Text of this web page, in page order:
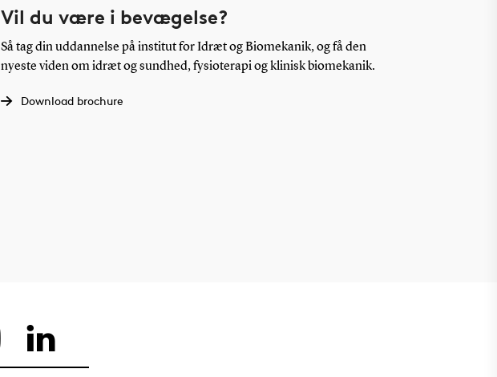
Vil du være i bevægelse?
Så tag din uddannelse på institut for Idræt og Biomekanik, og få den
nyeste viden om idræt og sundhed, fysioterapi og klinisk biomekanik.
Download brochure